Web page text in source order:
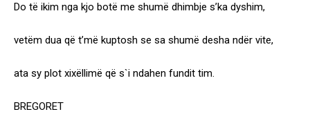
Do të ikim nga kjo botë me shumë dhimbje s’ka dyshim,
vetëm dua që t’më kuptosh se sa shumë desha ndër vite,
ata sy plot xixëllimë që s`i ndahen fundit tim.
BREGORET